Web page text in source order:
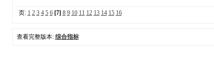
页: 1 2 3 4 5 6 [7] 8 9 10 11 12 13 14 15 16
查看完整版本: 综合指标